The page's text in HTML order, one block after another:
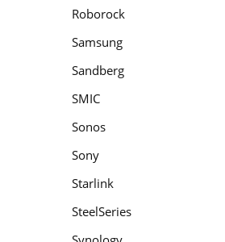
Roborock
Samsung
Sandberg
SMIC
Sonos
Sony
Starlink
SteelSeries